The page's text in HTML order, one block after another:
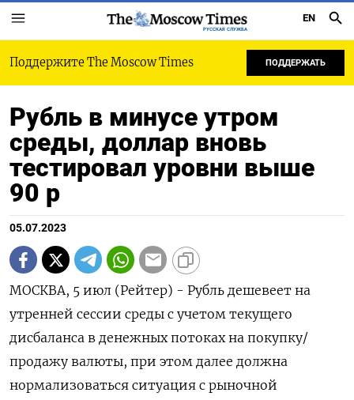
РУССКАЯ СЛУЖБА
EN
Поддержите The Moscow Times ПОДДЕРЖАТЬ
Рубль в минусе утром
среды, доллар вновь
тестировал уровни выше
90 р
05.07.2023
МОСКВА, 5 июл (Рейтер) - Рубль дешевеет на
утренней сессии среды с учетом текущего
дисбаланса в денежных потоках на покупку/
продажу валюты, при этом далее должна
нормализоваться ситуация с рыночной